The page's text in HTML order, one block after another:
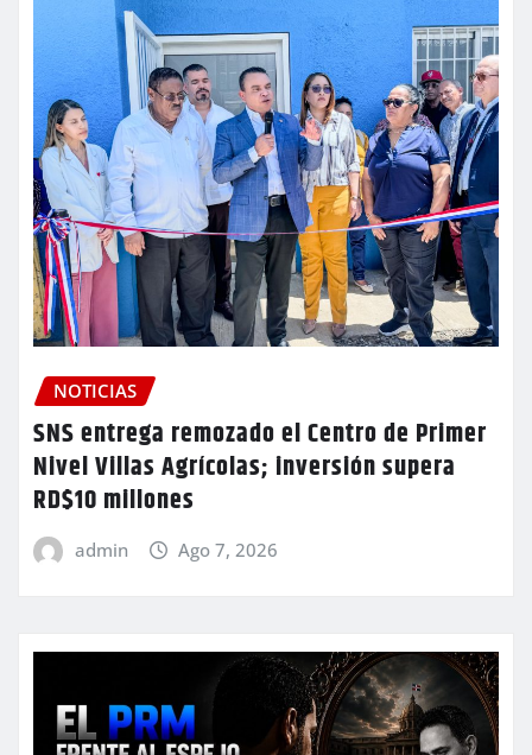
NOTICIAS
SNS entrega remozado el Centro de Primer
Nivel Villas Agrícolas; inversión supera
RD$10 millones
admin Ago 7, 2026